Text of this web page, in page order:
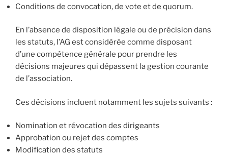
Conditions de convocation, de vote et de quorum.
En l’absence de disposition légale ou de précision dans
les statuts, l’AG est considérée comme disposant
d’une compétence générale pour prendre les
décisions majeures qui dépassent la gestion courante
de l’association.
Ces décisions incluent notamment les sujets suivants :
Nomination et révocation des dirigeants
Approbation ou rejet des comptes
Modification des statuts